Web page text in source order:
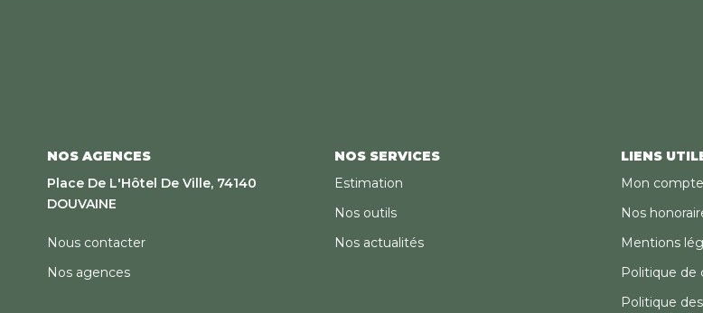
NOS AGENCES
Place De L'Hôtel De Ville, 74140
DOUVAINE
Nous contacter
Nos agences
NOS SERVICES
Estimation
Nos outils
Nos actualités
LIENS
Mon compte
Nos
Mentions
Politique de
Politique